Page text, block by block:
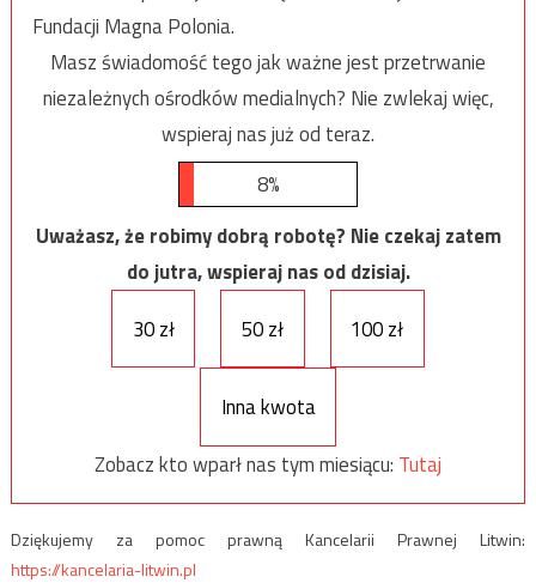
Fundacji Magna Polonia.
Masz świadomość tego jak ważne jest przetrwanie
niezależnych ośrodków medialnych? Nie zwlekaj więc,
wspieraj nas już od teraz.
8%
Uważasz, że robimy dobrą robotę? Nie czekaj zatem
do jutra, wspieraj nas od dzisiaj.
30 zł
50 zł 100 zł
Inna kwota
Zobacz kto wparł nas tym miesiącu: Tutaj
Dziękujemy za pomoc prawną Kancelarii Prawnej Litwin:
https://kancelaria-litwin.pl